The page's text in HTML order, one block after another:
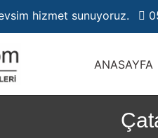
hizmet sunuyoruz.
ANASAYFA